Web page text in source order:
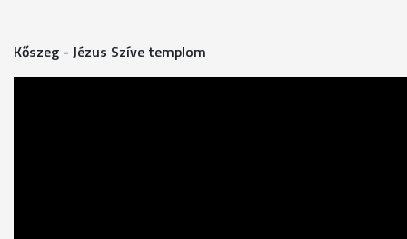
Kőszeg - Jézus Szíve templom